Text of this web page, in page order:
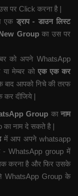
पर Click करना है |
एक ड्राप - डाउन लिस्ट
Groupका उस पर
को अपने WhatsApp
मेम्बर कोएक एक कर
आपको निचे की तरफ
कर दीजिये |
Group कानाम
का नाम दे सकते है |
में आप अपने whatsapp
WhatsApp group में
करना है और फिर उसके
WhatsApp Group के